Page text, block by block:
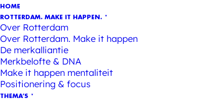
HOME
ROTTERDAM. MAKE IT HAPPEN.
Over Rotterdam
Over Rotterdam. Make it happen
De merkalliantie
Merkbelofte & DNA
Make it happen mentaliteit
Positionering & focus
THEMA’S